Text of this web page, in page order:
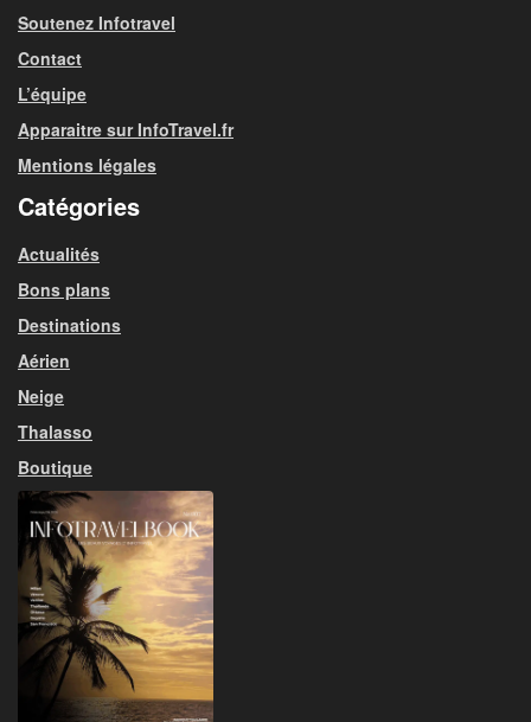
Soutenez Infotravel
Contact
L’équipe
Apparaitre sur InfoTravel.fr
Mentions légales
Catégories
Actualités
Bons plans
Destinations
Aérien
Neige
Thalasso
Boutique